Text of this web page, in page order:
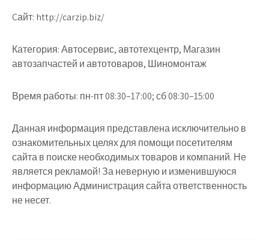
Cайт: http://carzip.biz/
Категория:Автосервис, автотехцентр, Магазин
автозапчастей и автотоваров, Шиномонтаж
Время работы: пн-пт 08:30–17:00; сб 08:30–15:00
Данная информация представлена исключительно в
ознакомительных целях для помощи посетителям
сайта в поиске необходимых товаров и компаний. Не
является рекламой! За неверную и изменившуюся
информацию Администрация сайта ответственность
не несет.